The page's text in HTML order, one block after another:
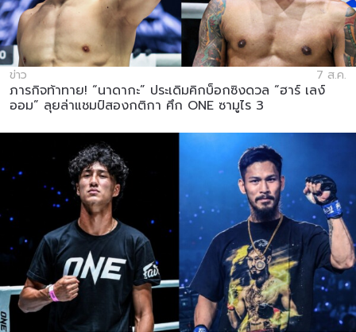
ข่าว 7 ส.ค.
ภารกิจท้าทาย! “นาดากะ” ประเดิมคิกบ็อกซิงดวล “ฮาร์ เลง์
ออม” ลุยล่าแชมป์สองกติกา ศึก ONE ซามูไร 3